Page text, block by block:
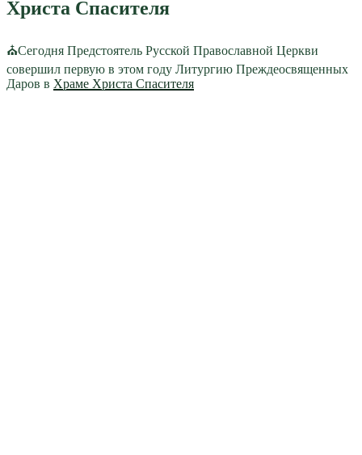
Христа Спасителя
⛪Сегодня Предстоятель Русской Православной Церкви
совершил первую в этом году Литургию Преждеосвященных
Даров в Храме Христа Спасителя